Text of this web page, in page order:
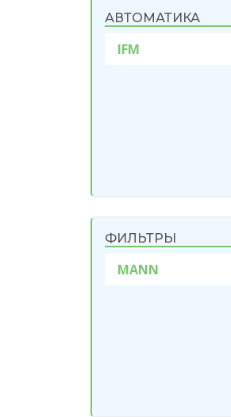
АВТОМАТИКА
IFM
ФИЛЬТРЫ
MANN